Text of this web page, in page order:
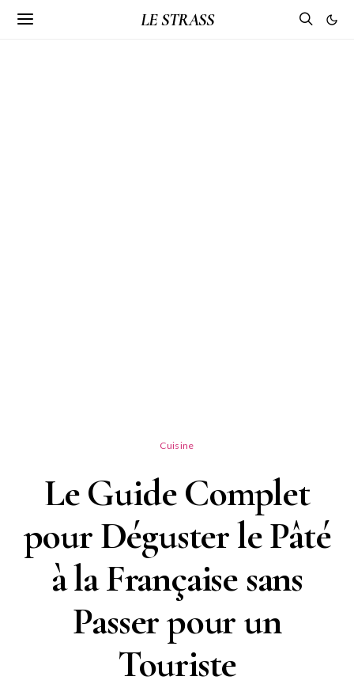
LE STRASS
Cuisine
Le Guide Complet
pour Déguster le Pâté
à la Française sans
Passer pour un
Touriste